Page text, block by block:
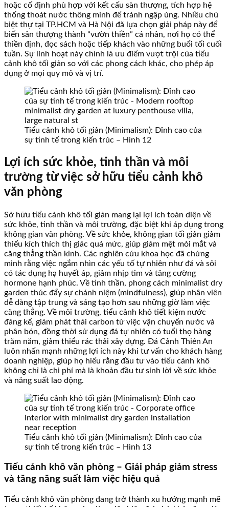
hoặc cố định phù hợp với kết cấu sàn thượng, tích hợp hệ
thống thoát nước thông minh để tránh ngập úng. Nhiều chủ
biệt thự tại TP.HCM và Hà Nội đã lựa chọn giải pháp này để
biến sân thượng thành “vườn thiền” cá nhân, nơi họ có thể
thiền định, đọc sách hoặc tiếp khách vào những buổi tối cuối
tuần. Sự linh hoạt này chính là ưu điểm vượt trội của tiểu
cảnh khô tối giản so với các phong cách khác, cho phép áp
dụng ở mọi quy mô và vị trí.
Tiểu cảnh khô tối giản (Minimalism): Đỉnh cao của
sự tinh tế trong kiến trúc – Hình 12
Lợi ích sức khỏe, tinh thần và môi
trường từ việc sở hữu tiểu cảnh khô
văn phòng
Sở hữu tiểu cảnh khô tối giản mang lại lợi ích toàn diện về
sức khỏe, tinh thần và môi trường, đặc biệt khi áp dụng trong
không gian văn phòng. Về sức khỏe, không gian tối giản giảm
thiểu kích thích thị giác quá mức, giúp giảm mệt mỏi mắt và
căng thẳng thần kinh. Các nghiên cứu khoa học đã chứng
minh rằng việc ngắm nhìn các yếu tố tự nhiên như đá và sỏi
có tác dụng hạ huyết áp, giảm nhịp tim và tăng cường
hormone hạnh phúc. Về tinh thần, phong cách minimalist dry
garden thúc đẩy sự chánh niệm (mindfulness), giúp nhân viên
dễ dàng tập trung và sáng tạo hơn sau những giờ làm việc
căng thẳng. Về môi trường, tiểu cảnh khô tiết kiệm nước
đáng kể, giảm phát thải carbon từ việc vận chuyển nước và
phân bón, đồng thời sử dụng đá tự nhiên có tuổi thọ hàng
trăm năm, giảm thiểu rác thải xây dựng. Đá Cảnh Thiên An
luôn nhấn mạnh những lợi ích này khi tư vấn cho khách hàng
doanh nghiệp, giúp họ hiểu rằng đầu tư vào tiểu cảnh khô
không chỉ là chi phí mà là khoản đầu tư sinh lời về sức khỏe
và năng suất lao động.
Tiểu cảnh khô tối giản (Minimalism): Đỉnh cao của
sự tinh tế trong kiến trúc – Hình 13
Tiểu cảnh khô văn phòng – Giải pháp giảm stress
và tăng năng suất làm việc hiệu quả
Tiểu cảnh khô văn phòng đang trở thành xu hướng mạnh mẽ